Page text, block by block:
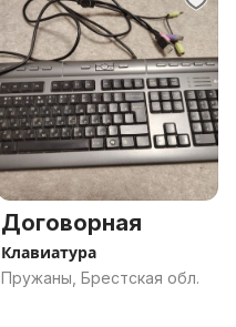
Договорная
Клавиатура
Пружаны, Брестская обл.